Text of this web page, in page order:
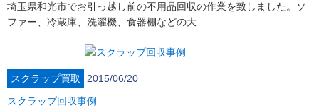
埼玉県和光市でお引っ越し前の不用品回収の作業を致しました。ソ
ファー、冷蔵庫、洗濯機、食器棚などの大…
スクラップ買取
2015/06/20
スクラップ回収事例